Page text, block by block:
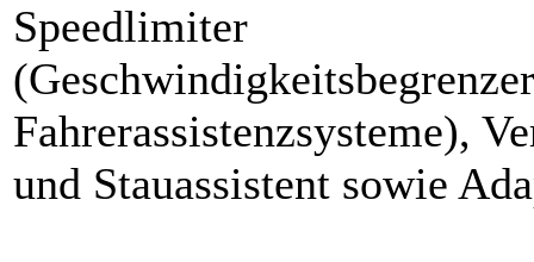
Speedlimiter
Fahrerassistenzsysteme),
und Stauassistent sowie